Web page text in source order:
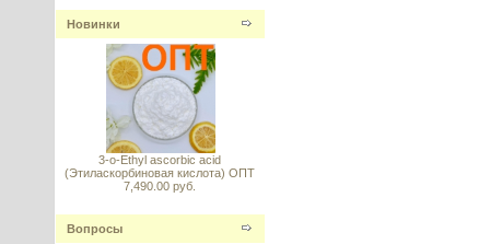
Ретиноат (Hydroxypinacolone
---------
Иллипа (Illipe) масло (баттер)
Новинки
3-o-Ethyl ascorbic acid
(Этиласкорбиновая кислота) ОПТ
7,490.00 руб.
Вопросы